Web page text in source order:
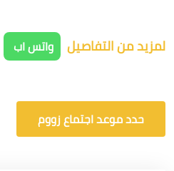
لمزيد من التفاصيل واتس اب
حدد موعد اجتماع زووم